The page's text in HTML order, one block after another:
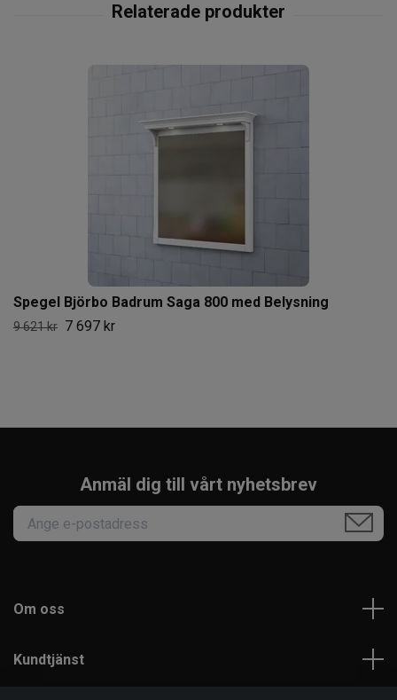
Spegel Björbo Badrum Saga 800 med Belysning
9 621 kr 7 697 kr
Anmäl dig till vårt nyhetsbrev
Om oss
Kundtjänst